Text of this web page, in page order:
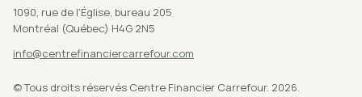
1090, rue de l'Église, bureau 205
Montréal (Québec) H4G 2N5
info@centrefinanciercarrefour.com
©Tous droits réservés Centre Financier Carrefour. 2026.